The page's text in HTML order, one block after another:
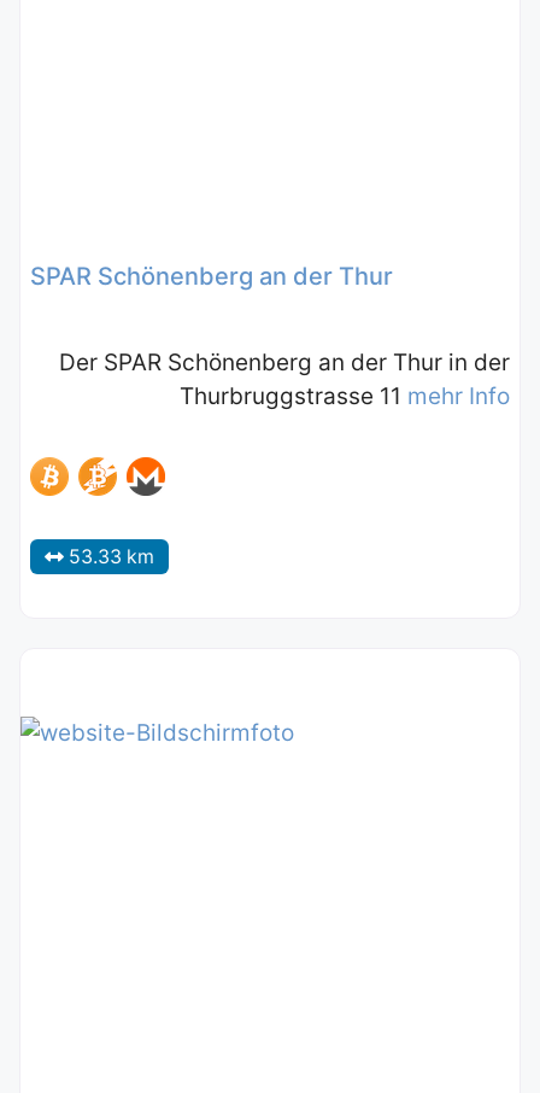
SPAR Schönenberg an der Thur
Der SPAR Schönenberg an der Thur in der
Thurbruggstrasse 11 mehr Info
53.33 km